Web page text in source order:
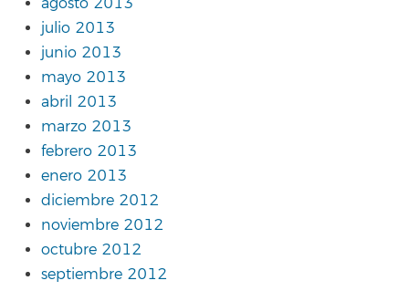
agosto 2013
julio 2013
junio 2013
mayo 2013
abril 2013
marzo 2013
febrero 2013
enero 2013
diciembre 2012
noviembre 2012
octubre 2012
septiembre 2012